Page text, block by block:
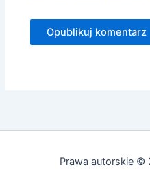
Prawa autorskie ©